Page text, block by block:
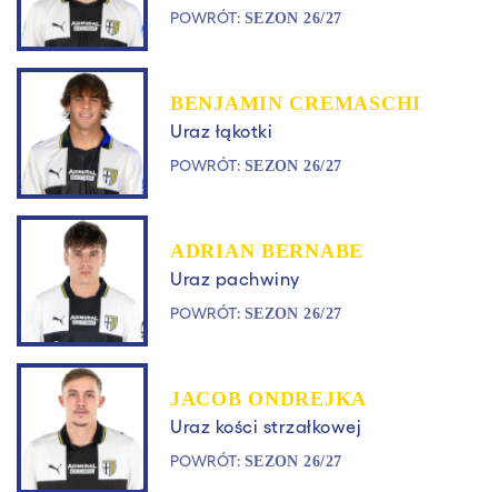
POWRÓT: SEZON 26/27
BENJAMIN CREMASCHI
Uraz łąkotki
POWRÓT: SEZON 26/27
ADRIAN BERNABE
Uraz pachwiny
POWRÓT: SEZON 26/27
JACOB ONDREJKA
Uraz kości strzałkowej
POWRÓT: SEZON 26/27